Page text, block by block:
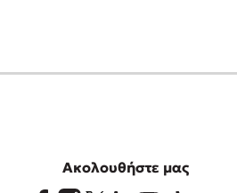
Ακολουθήστε μας